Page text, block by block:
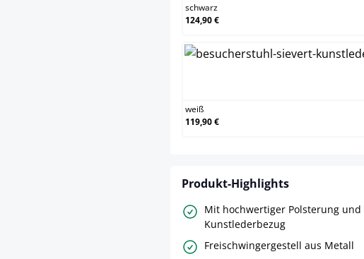
schwarz
124,90 €
weiß
119,90 €
Produkt-Highlights
Mit hochwertiger Polsterung und
Kunstlederbezug
Freischwingergestell aus Metall